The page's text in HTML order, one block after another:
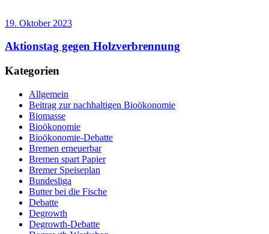
19. Oktober 2023
Aktionstag gegen Holzverbrennung
Kategorien
Allgemein
Beitrag zur nachhaltigen Bioökonomie
Biomasse
Bioökonomie
Bioökonomie-Debatte
Bremen erneuerbar
Bremen spart Papier
Bremer Speiseplan
Bundesliga
Butter bei die Fische
Debatte
Degrowth
Degrowth-Debatte